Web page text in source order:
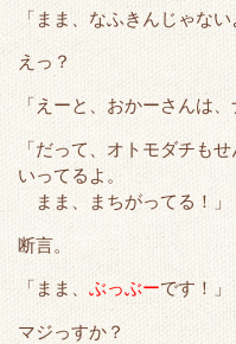
t
e
b
k
e
n
「まま、なふきんじゃな
えっ？
「えーと、おかーさんは
「だって、オトモダチも
いってるよ。
まま、まちがってる！」
断言。
「まま、 ぶっぶーです！」
マジっすか？